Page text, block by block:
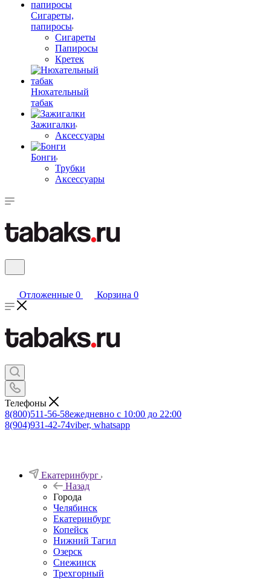
Сигареты,
папиросы
Сигареты
Папиросы
Кретек
Нюхательный
табак
Зажигалки
Аксессуары
Бонги
Трубки
Аксессуары
Отложенные 0 Корзина 0
Телефоны
8(800)511-56-58ежедневно с 10:00 до 22:00
8(904)931-42-74viber, whatsapp
Екатеринбург
Назад
Города
Челябинск
Екатеринбург
Копейск
Нижний Тагил
Озерск
Снежинск
Трехгорный